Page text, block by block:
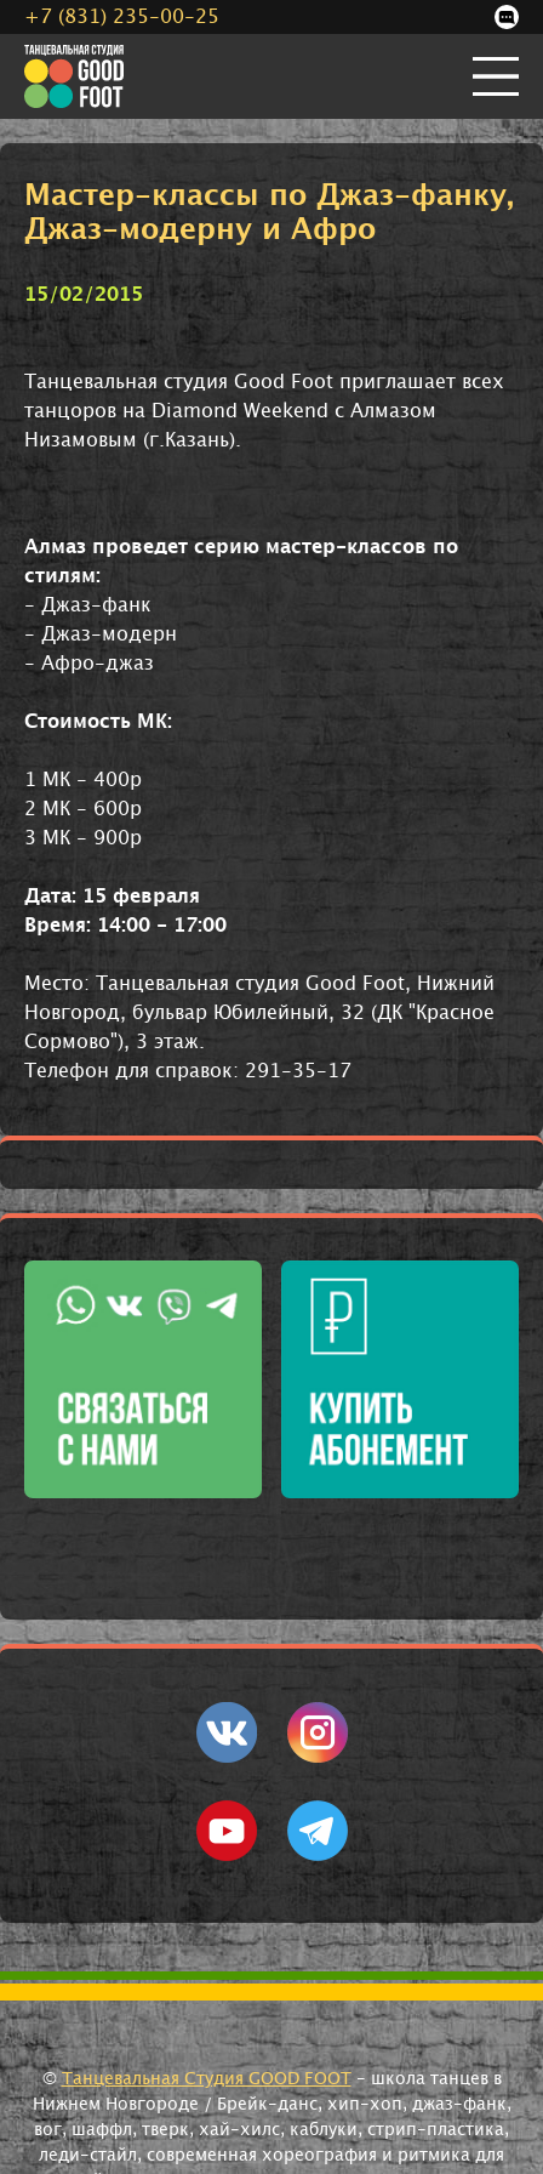
Мастер-классы по Джаз-фанку,
Джаз-модерну и Афро
15/02/2015
Танцевальная студия Good Foot приглашает всех
танцоров на Diamond Weekend с Алмазом
Низамовым (г.Казань).
Алмаз проведет серию мастер-классов по
стилям:
- Джаз-фанк
- Джаз-модерн
- Афро-джаз
Стоимость МК:
1 МК - 400р
2 МК - 600р
3 МК - 900р
Дата: 15 февраля
Время: 14:00 - 17:00
Место: Танцевальная студия Good Foot, Нижний
Новгород, бульвар Юбилейный, 32 (ДК "Красное
Сормово"), 3 этаж.
Телефон для справок: 291-35-17
© Танцевальная Студия GOOD FOOT
- школа танцев в
Нижнем Новгороде / Брейк-данс, хип-хоп, джаз-фанк,
вог, шаффл, тверк, хай-хилс, каблуки, стрип-пластика,
леди-стайл, современная хореография и ритмика для
+7 (831) 235-00-25